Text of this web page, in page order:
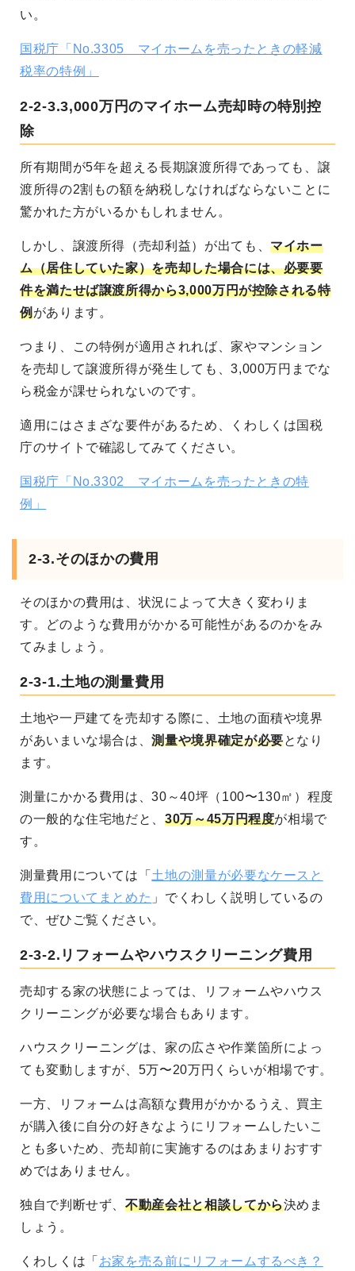
い。
国税庁「No.3305 マイホームを売ったときの軽減
税率の特例」
2-2-3.3,000万円のマイホーム売却時の特別控
除
所有期間が5年を超える長期譲渡所得であっても、譲
渡所得の2割もの額を納税しなければならないことに
驚かれた方がいるかもしれません。
しかし、譲渡所得（売却利益）が出ても、マイホー
ム（居住していた家）を売却した場合には、必要要
件を満たせば譲渡所得から3,000万円が控除される特
例があります。
つまり、この特例が適用されれば、家やマンション
を売却して譲渡所得が発生しても、3,000万円までな
ら税金が課せられないのです。
適用にはさまざな要件があるため、くわしくは国税
庁のサイトで確認してみてください。
国税庁「No.3302 マイホームを売ったときの特
例」
2-3.そのほかの費用
そのほかの費用は、状況によって大きく変わりま
す。どのような費用がかかる可能性があるのかをみ
てみましょう。
2-3-1.土地の測量費用
土地や一戸建てを売却する際に、土地の面積や境界
があいまいな場合は、測量や境界確定が必要となり
ます。
測量にかかる費用は、30～40坪（100〜130㎡）程度
の一般的な住宅地だと、30万～45万円程度が相場で
す。
測量費用については「 土地の測量が必要なケースと
費用についてまとめた 」でくわしく説明しているの
で、ぜひご覧ください。
2-3-2.リフォームやハウスクリーニング費用
売却する家の状態によっては、リフォームやハウス
クリーニングが必要な場合もあります。
ハウスクリーニングは、家の広さや作業箇所によっ
ても変動しますが、5万〜20万円くらいが相場です。
一方、リフォームは高額な費用がかかるうえ、買主
が購入後に自分の好きなようにリフォームしたいこ
とも多いため、売却前に実施するのはあまりおすす
めではありません。
独自で判断せず、不動産会社と相談してから決めま
しょう。
くわしくは「 お家を売る前にリフォームするべき？